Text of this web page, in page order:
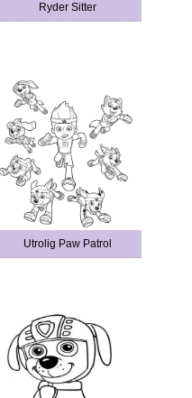
Ryder Sitter
Utrolig Paw Patrol